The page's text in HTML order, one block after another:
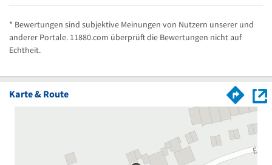
* Bewertungen sind subjektive Meinungen von Nutzern unserer und
anderer Portale. 11880.com überprüft die Bewertungen nicht auf
Echtheit.
Karte & Route